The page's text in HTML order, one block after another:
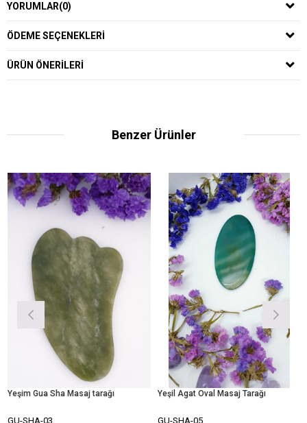
YORUMLAR(0)
ÖDEME SEÇENEKLERI
ÜRÜN ÖNERILERI
Benzer Ürünler
Gua Sha Masaj tarağı
SHA-03
Yeşil Agat Oval Masaj Tarağı
GU-SHA-05